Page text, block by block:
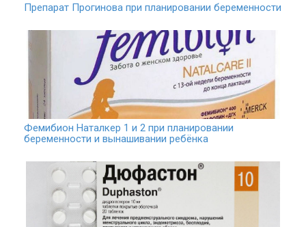
Препарат Прогинова при планировании беременности
Фемибион Наталкер 1 и 2 при планировании
беременности и вынашивании ребёнка